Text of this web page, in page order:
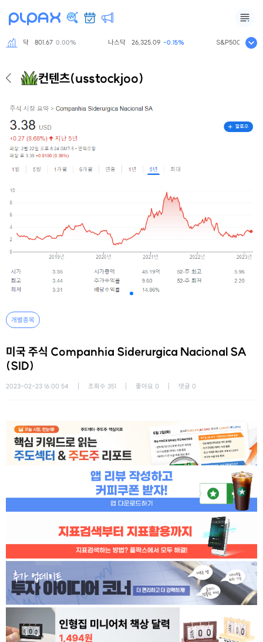
코스닥 801.67 0.00% 나스닥 26,325.09 -0.15% S&P500
컨텐츠(usstockjoo)
개별종목
미국 주식 Companhia Siderurgica Nacional SA
(SID)
2023-02-23 16:00:54 조회수 351 좋아요 0 댓글 0